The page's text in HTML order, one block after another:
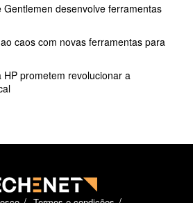
desenvolve ferramentas
caos com novas ferramentas para
prometem revolucionar a